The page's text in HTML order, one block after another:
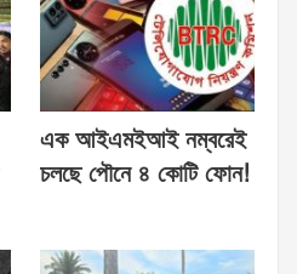
এক আইএমইআই নম্বরেই
চলছে পৌনে ৪ কোটি ফোন!